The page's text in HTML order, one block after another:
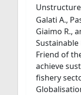
Galati A.,
Giaimo R.,
Friend of
achieve
fishery